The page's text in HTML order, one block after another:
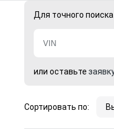
Для точного
или оставьте
Сортировать по: